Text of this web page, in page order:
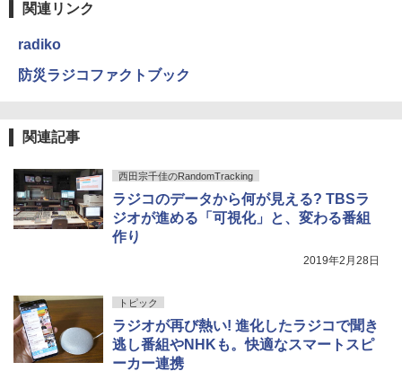
関連リンク
radiko
防災ラジコファクトブック
関連記事
西田宗千佳のRandomTracking
ラジコのデータから何が見える? TBSラ
ジオが進める「可視化」と、変わる番組
作り
2019年2月28日
トピック
ラジオが再び熱い! 進化したラジコで聞き
逃し番組やNHKも。快適なスマートスピ
ーカー連携